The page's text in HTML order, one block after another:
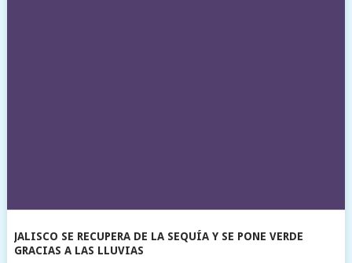
JALISCO SE RECUPERA DE LA SEQUÍA Y SE PONE VERDE
GRACIAS A LAS LLUVIAS